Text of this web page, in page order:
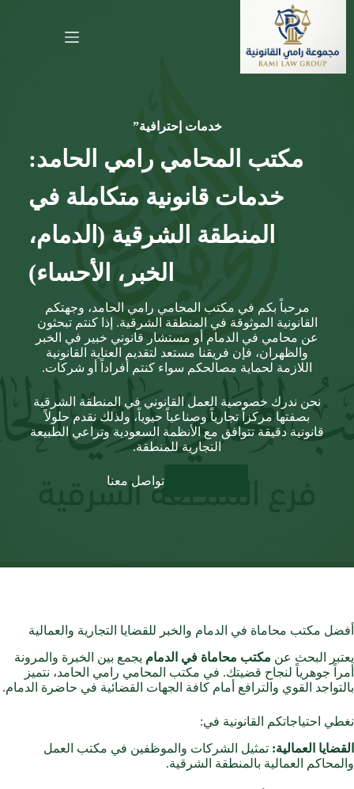
خدمات إحترافية”
مكتب المحامي رامي الحامد:
خدمات قانونية متكاملة في
المنطقة الشرقية (الدمام،
الخبر، الأحساء)
مرحباً بكم في مكتب المحامي رامي الحامد، وجهتكم
القانونية الموثوقة في المنطقة الشرقية. إذا كنتم تبحثون
عن محامي في الدمام أو مستشار قانوني خبير في الخبر
والظهران، فإن فريقنا مستعد لتقديم العناية القانونية
اللازمة لحماية مصالحكم سواء كنتم أفراداً أو شركات.
نحن ندرك خصوصية العمل القانوني في المنطقة الشرقية
بصفتها مركزاً تجارياً وصناعياً حيوياً، ولذلك نقدم حلولاً
قانونية دقيقة تتوافق مع الأنظمة السعودية وتراعي الطبيعة
التجارية للمنطقة.
تواصل معنا
أفضل مكتب محاماة في الدمام والخبر للقضايا التجارية والعمالية
يعتبر البحث عن مكتب محاماة في الدمام يجمع بين الخبرة والمرونة
أمراً جوهرياً لنجاح قضيتك. في مكتب المحامي رامي الحامد، نتميز
بالتواجد القوي والترافع أمام كافة الجهات القضائية في حاضرة الدمام.
نغطي احتياجاتكم القانونية في:
القضايا العمالية: تمثيل الشركات والموظفين في مكتب العمل
والمحاكم العمالية بالمنطقة الشرقية.